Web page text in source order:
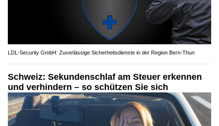
LDL-Security GmbH: Zuverlässige Sicherheitsdienste in der Region Bern-Thun
Schweiz: Sekundenschlaf am Steuer erkennen
und verhindern – so schützen Sie sich